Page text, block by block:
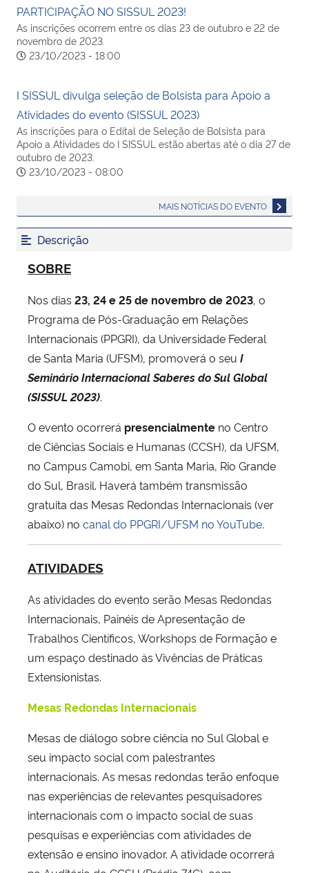
PARTICIPAÇÃO NO SISSUL 2023!
As inscrições ocorrem entre os dias 23 de outubro e 22 de
novembro de 2023.
23/10/2023 - 18:00
I SISSUL divulga seleção de Bolsista para Apoio a
Atividades do evento (SISSUL 2023)
As inscrições para o Edital de Seleção de Bolsista para
Apoio a Atividades do I SISSUL estão abertas até o dia 27 de
outubro de 2023.
23/10/2023 - 08:00
MAIS NOTÍCIAS DO EVENTO
Descrição
SOBRE
Nos dias 23, 24 e 25 de novembro de 2023, o
Programa de Pós-Graduação em Relações
Internacionais (PPGRI), da Universidade Federal
de Santa Maria (UFSM), promoverá o seu I
Seminário Internacional Saberes do Sul Global
(SISSUL 2023).
O evento ocorrerá presencialmente no Centro
de Ciências Sociais e Humanas (CCSH), da UFSM,
no Campus Camobi, em Santa Maria, Rio Grande
do Sul, Brasil. Haverá também transmissão
gratuita das Mesas Redondas Internacionais (ver
abaixo) no canal do PPGRI/UFSM no YouTube.
ATIVIDADES
As atividades do evento serão Mesas Redondas
Internacionais, Painéis de Apresentação de
Trabalhos Científicos, Workshops de Formação e
um espaço destinado às Vivências de Práticas
Extensionistas.
Mesas Redondas Internacionais
Mesas de diálogo sobre ciência no Sul Global e
seu impacto social com palestrantes
internacionais. As mesas redondas terão enfoque
nas experiências de relevantes pesquisadores
internacionais com o impacto social de suas
pesquisas e experiências com atividades de
extensão e ensino inovador. A atividade ocorrerá